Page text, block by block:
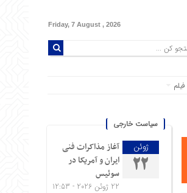
Friday, 7 August , 2026
فیلم
سیاست خارجی
ژوئن
22
آغاز مذاکرات فنی
ایران و آمریکا در
سوئیس
22 ژوئن 2026 - 12:53